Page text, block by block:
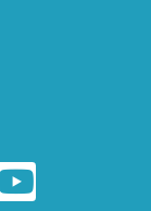
Y